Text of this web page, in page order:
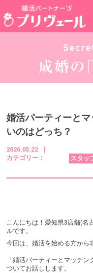
婚活パーティーと
いのはどっち？
2026.05.22 ｜
カテゴリー：
スタッ
こんにちは！愛知県3店舗(名
ルです。
今回は、婚活を始める方から
「婚活パーティーとマッチ
ついてお話しします。